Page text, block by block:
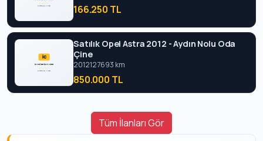
166.250 TL
Satılık Opel Astra 2012 - Aydın Nolu Oda
Çine
2012127693 km
850.000 TL
Tüm İlanları Gör